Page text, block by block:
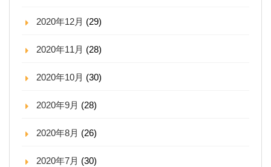
2020年12月 (29)
2020年11月 (28)
2020年10月 (30)
2020年9月 (28)
2020年8月 (26)
2020年7月 (30)